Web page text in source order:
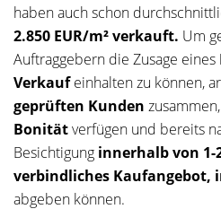
haben auch schon
2.850 EUR/m² verkauft. Um
Auftraggebern die Zusage eines
Verkaufeinhalten zu können,
geprüften Kunden
Bonitätverfügen und bereits
Besichtigung innerhalb von 1-
verbindliches Kaufangebot,
abgeben können.